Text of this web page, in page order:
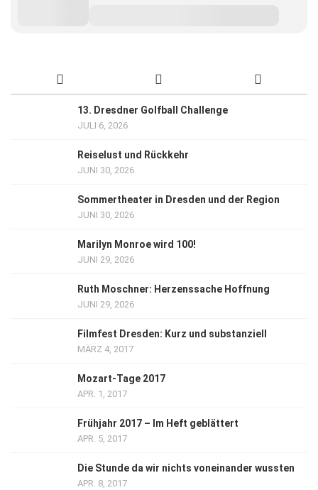
13. Dresdner Golfball Challenge
JULI 6, 2026
Reiselust und Rückkehr
JUNI 30, 2026
Sommertheater in Dresden und der Region
JUNI 30, 2026
Marilyn Monroe wird 100!
JUNI 29, 2026
Ruth Moschner: Herzenssache Hoffnung
JUNI 29, 2026
Filmfest Dresden: Kurz und substanziell
MÄRZ 4, 2017
Mozart-Tage 2017
APR. 1, 2017
Frühjahr 2017 – Im Heft geblättert
APR. 5, 2017
Die Stunde da wir nichts voneinander wussten
APR. 8, 2017